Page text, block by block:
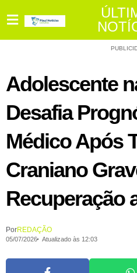
Adolescente
Desafia
Médico Após
Craniano
Recuperação
PorREDAÇÃO
05/07/2026 Atualizado às 12:03